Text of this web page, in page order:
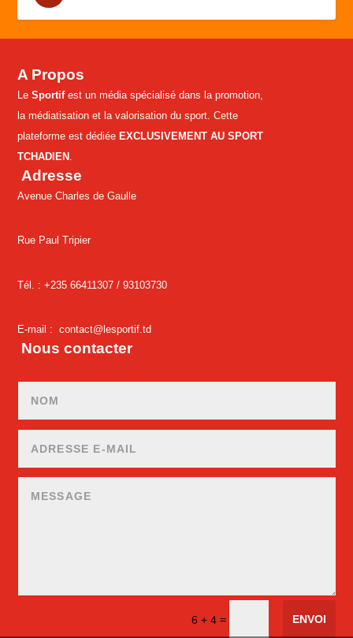
A Propos
LeSportifest un média spécialisé dans la promotion,
la médiatisation et la valorisation du sport. Cette
plateforme est dédiée EXCLUSIVEMENT AU SPORT
TCHADIEN
Adresse
Avenue Charles de Gaulle
Rue Paul Tripier
Tél. : +235 66411307 /93103730
E-mail :contact@lesportif.td
Nous contacter
6 + 4= ENVOI